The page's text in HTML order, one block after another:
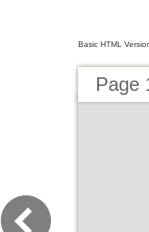
Basic HTML
Page